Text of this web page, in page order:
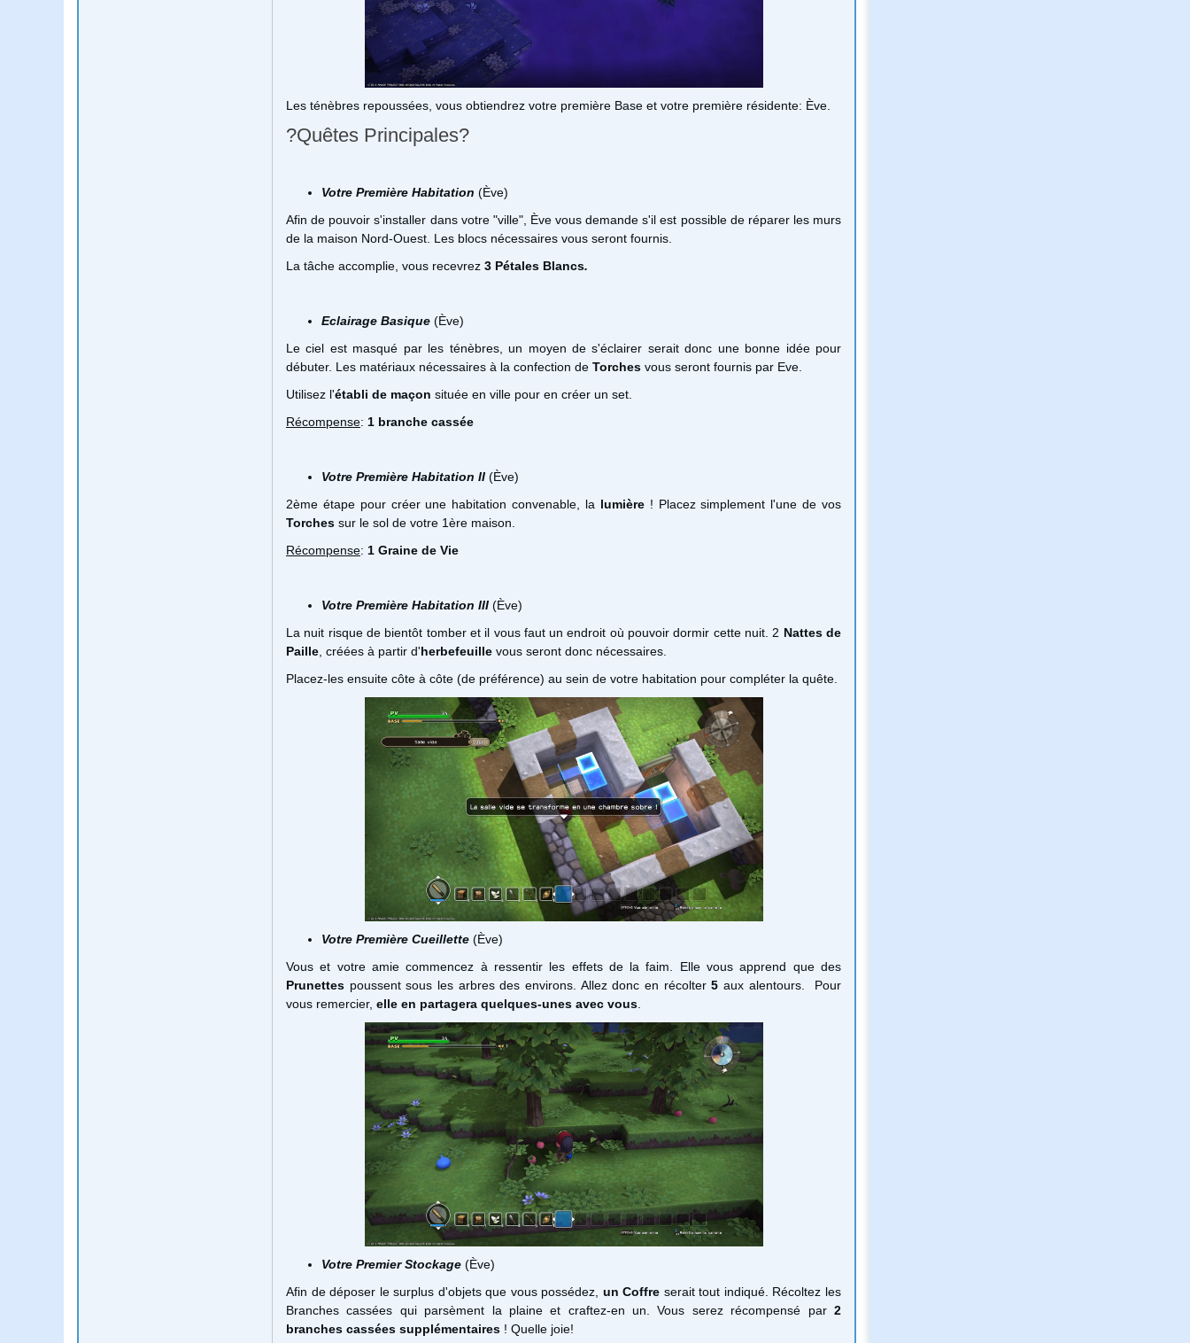
Les ténèbres repoussées, vous obtiendrez votre première Base et votre première résidente: Ève.
?Quêtes Principales?
Votre Première Habitation (Ève)
Afin de pouvoir s'installer dans votre "ville", Ève vous demande s'il est possible de réparer les murs
de la maison Nord-Ouest. Les blocs nécessaires vous seront fournis.
La tâche accomplie, vous recevrez 3 Pétales Blancs.
Eclairage Basique (Ève)
Le ciel est masqué par les ténèbres, un moyen de s'éclairer serait donc une bonne idée pour
débuter. Les matériaux nécessaires à la confection de Torches vous seront fournis par Eve.
Utilisez l'établi de maçon située en ville pour en créer un set.
Récompense: 1 branche cassée
Votre Première Habitation II (Ève)
2ème étape pour créer une habitation convenable, la lumière ! Placez simplement l'une de vos
Torches sur le sol de votre 1ère maison.
Récompense: 1 Graine de Vie
Votre Première Habitation III (Ève)
La nuit risque de bientôt tomber et il vous faut un endroit où pouvoir dormir cette nuit. 2 Nattes de
Paille créées à partir d'herbefeuille vous seront donc nécessaires.
Placez-les ensuite côte à côte (de préférence) au sein de votre habitation pour compléter la quête.
Votre Première Cueillette (Ève)
Vous et votre amie commencez à ressentir les effets de la faim. Elle vous apprend que des
Prunettes poussent sous les arbres des environs. Allez donc en récolter5 aux alentours. Pour
vous remercier, elle en partagera quelques-unes avec vous
Votre Premier Stockage (Ève)
Afin de déposer le surplus d'objets que vous possédez, un Coffre serait tout indiqué. Récoltez les
Branches cassées qui parsèment la plaine et craftez-en un. Vous serez récompensé par 2
branches cassées supplémentaires ! Quelle joie!